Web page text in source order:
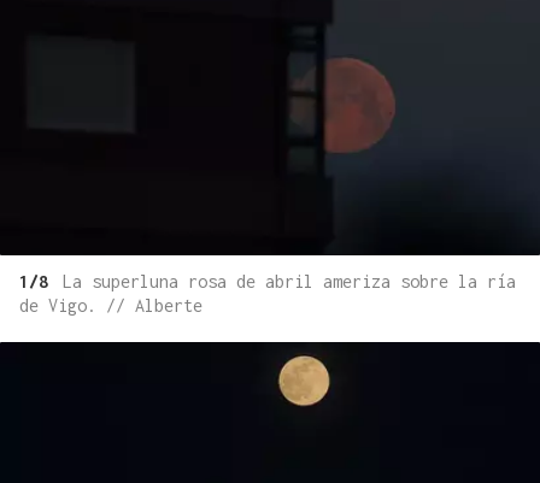
1/8
La superluna rosa de abril ameriza sobre la ría
de Vigo. // Alberte